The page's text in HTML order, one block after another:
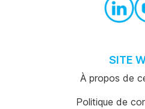
SITE
À propos de
Politique de